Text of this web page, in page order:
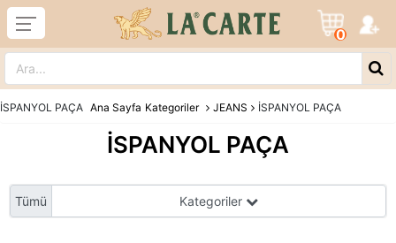
0
İSPANYOL PAÇA Ana Sayfa Kategoriler JEANS İSPANYOL PAÇA
İSPANYOL PAÇA
Tümü Kategoriler